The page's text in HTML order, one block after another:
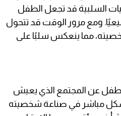
السلبية قد تجعل الطفل
ومع مرور الوقت قد تتحول
مما ينعكس سلبًا على
عن المجتمع الذي يعيش
مباشر في صناعة شخصيته